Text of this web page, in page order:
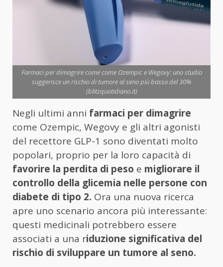
Farmaci per dimagrire come come Ozempic e Wegovy: uno studio
suggerisce un rischio di tumore al seno più basso del 30%
(blitzquotidiano.it)
Negli ultimi anni farmaci per dimagrire
come Ozempic, Wegovy e gli altri agonisti
del recettore GLP-1 sono diventati molto
popolari, proprio per la loro capacità di
favorire la perdita di peso e migliorare il
controllo della glicemia nelle persone con
diabete di tipo 2. Ora una nuova ricerca
apre uno scenario ancora più interessante:
questi medicinali potrebbero essere
associati a una riduzione significativa del
rischio di sviluppare un tumore al seno.